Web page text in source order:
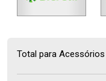
Total para Acessórios